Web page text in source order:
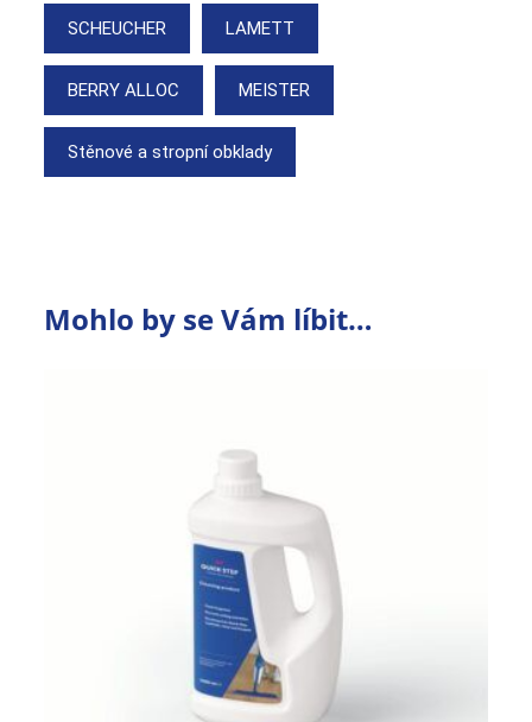
SCHEUCHER LAMETT
BERRY ALLOC MEISTER
Stěnové a stropní obklady
Mohlo by se Vám líbit…